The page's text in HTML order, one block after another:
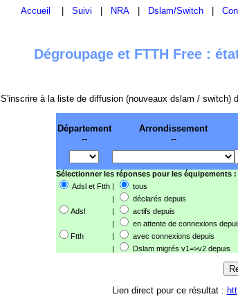
Accueil Suivi NRA Dslam/Switch
Dégroupage et FTTH Free :
S'inscrire à la liste de diffusion (nouveaux dslam / switch)
Département
--
Arrondissement
--
Sélectionner les réponses pour les équipements :
Adsl et Ftth |
tous
|
déclarés depuis
Adsl |
actifs depuis
|
en attente de connexions
Ftth
|
avec connexions depuis
|
Dslam migrés v1=>v2 depuis
Lien direct pour ce résultat :